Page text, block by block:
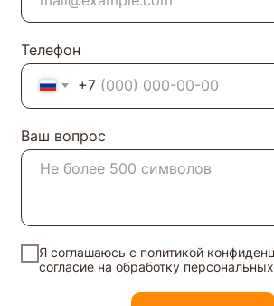
Телефон
+7
Ваш вопрос
Я соглашаюсь с политикой
согласие на обработку